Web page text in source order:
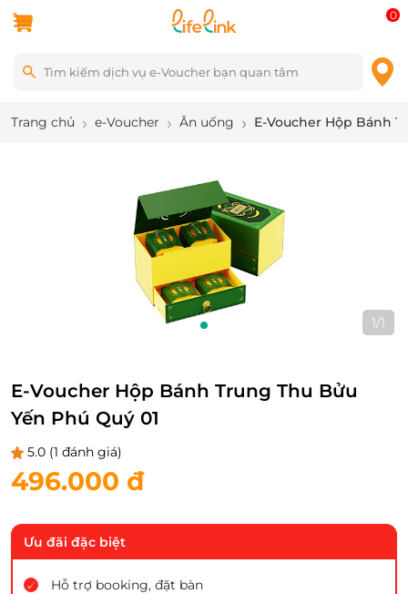
0
Trang chủ e-Voucher Ăn uống E-Voucher Hộp Bánh
1/1
E-Voucher Hộp Bánh Trung Thu Bửu
Yến Phú Quý 01
5.0 (1 đánh giá)
496.000 đ
Ưu đãi đặc biệt
Hỗ trợ booking, đặt bàn